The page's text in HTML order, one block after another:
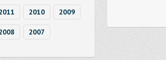
2010 2009
2007